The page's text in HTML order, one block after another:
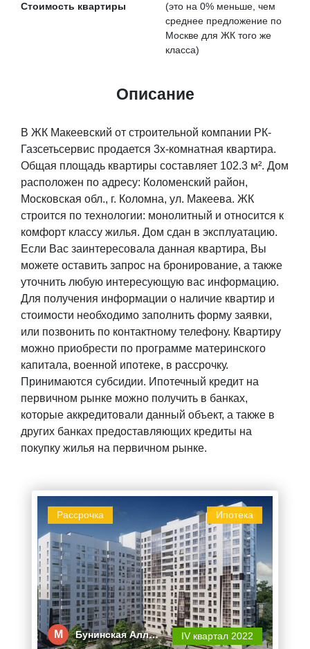
Стоимость квартиры
(это на 0% меньше , чем
среднее предложение по
Москве для ЖК того же
класса)
Описание
В ЖК Макеевский от строительной компании РК-
Газсетьсервис продается 3х-комнатная квартира.
Общая площадь квартиры составляет 102.3 м². Дом
расположен по адресу: Коломенский район,
Московская обл., г. Коломна, ул. Макеева. ЖК
строится по технологии: монолитный и относится к
комфорт классу жилья. Дом сдан в эксплуатацию.
Если Вас заинтересовала данная квартира, Вы
можете оставить запрос на бронирование, а также
уточнить любую интересующую вас информацию.
Для получения информации о наличие квартир и
стоимости необходимо заполнить форму заявки,
или позвонить по контактному телефону. Квартиру
можно приобрести по программе материнского
капитала, военной ипотеке, в рассрочку.
Принимаются субсидии. Ипотечный кредит на
первичном рынке можно получить в банках,
которые аккредитовали данный объект, а также в
других банках предоставляющих кредиты на
покупку жилья на первичном рынке.
Ипотека
Рассрочка
М Бунинская Алл… IV квартал 2022